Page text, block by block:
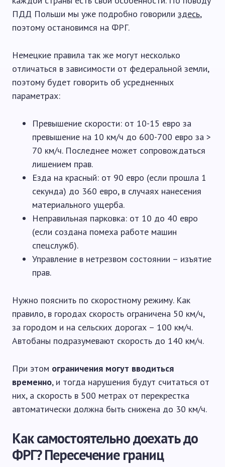
ПДД Польши мы уже подробно говорили здесь,
поэтому остановимся на ФРГ.
Немецкие правила так же могут несколько
отличаться в зависимости от федеральной земли,
поэтому будет говорить об усредненных
параметрах:
Превышение скорости: от 10-15 евро за
превышение на 10 км/ч до 600-700 евро за >
70 км/ч. Последнее может сопровождаться
лишением прав.
Езда на красный: от 90 евро (если прошла 1
секунда) до 360 евро, в случаях нанесения
материального ущерба.
Неправильная парковка: от 10 до 40 евро
(если создана помеха работе машин
спецслужб).
Управление в нетрезвом состоянии – изъятие
прав.
Нужно пояснить по скоростному режиму. Как
правило, в городах скорость ограничена 50 км/ч,
за городом и на сельских дорогах – 100 км/ч.
Автобаны подразумевают скорость до 140 км/ч.
При этом ограничения могут вводиться
временно, и тогда нарушения будут считаться от
них, а скорость в 500 метрах от перекрестка
автоматически должна быть снижена до 30 км/ч.
Как самостоятельно доехать до
ФРГ? Пересечение границ